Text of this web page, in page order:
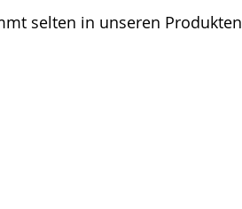
selten in unseren Produkten